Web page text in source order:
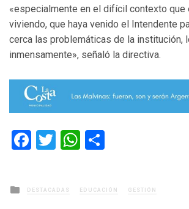
«especialmente en el difícil contexto que
viviendo, que haya venido el Intendente
cerca las problemáticas de la institución,
inmensamente», señaló la directiva.
Facebook
TwitterWhatsApp
Posted
in
DESTACADAS EDUCACIÓN GESTIÓN